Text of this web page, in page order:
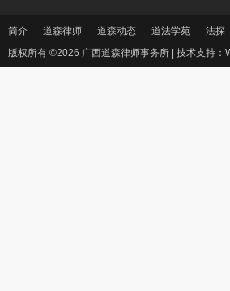
简介 道森律师 道森动态 道法学苑 法探
版权所有 ©2026 广西道森律师事务所 | 技术支持：